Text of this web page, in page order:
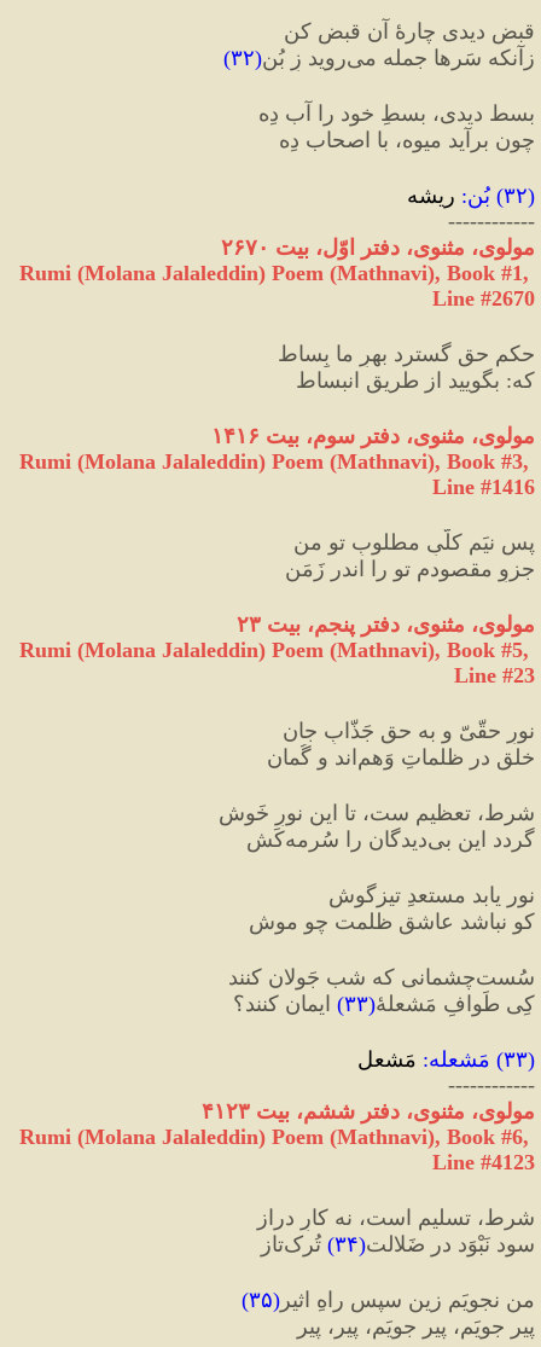
قبض دیدی چارهٔ آن قبض کن
زآنکه سَرها جمله می‌روید زِ بُن
(۳۲)
بسط دیدی، بسطِ خود را آب دِه
چون برآید میوه، با اصحاب دِه
(۳۲) بُن: ریشه
------------
مولوی، مثنوی، دفتر اوّل، بیت ۲۶۷۰
Rumi (Molana Jalaleddin) Poem (Mathnavi), Book #1,
Line #2670
حکمِ حق گسترد بهرِ ما بِساط
که: بگویید از طریقِ انبساط
مولوی، مثنوی، دفتر سوم، بیت ۱۴۱۶
Rumi (Molana Jalaleddin) Poem (Mathnavi), Book #3,
Line #1416
پس نیَم کلّیِ مطلوبِ تو من
جزوِ مقصودم تو را اندر زَمَن
مولوی، مثنوی، دفتر پنجم، بیت ۲۳
Rumi (Molana Jalaleddin) Poem (Mathnavi), Book #5,
Line #23
نورِ حقّیّ و به حق جَذّابِ جان
خلق در ظلماتِ وَهم‌اند و گُمان
شرط، تعظیم ست، تا این نورِ خَوش
گردد این بی‌دیدگان را سُرمه‌کَش
نور یابد مستعدِ تیزگوش
کو نباشد عاشقِ ظلمت چو موش
سُست‌چشمانی که شب جَولان کنند
کِی طَوافِ مَشعلهٔ(۳۳) ایمان کنند؟
(۳۳) مَشعله: مَشعل
------------
مولوی، مثنوی، دفتر ششم، بیت ۴۱۲۳
Rumi (Molana Jalaleddin) Poem (Mathnavi), Book #6,
Line #4123
شرط، تسلیم است، نه کارِ دراز
سود نَبْوَد در ضَلالت(۳۴) تُرک‌تاز
من نجویَم زین سپس راهِ اثیر (۳۵)
پیر جویَم، پیر جویَم، پیر، پیر